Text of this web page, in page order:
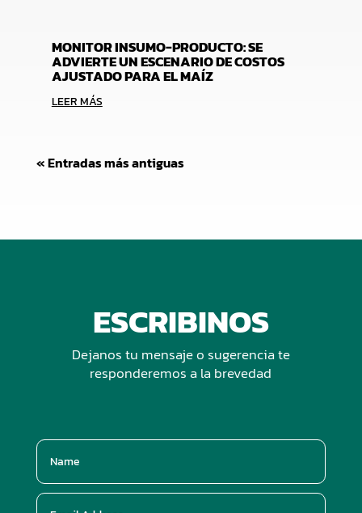
MONITOR INSUMO-PRODUCTO: SE
ADVIERTE UN ESCENARIO DE COSTOS
AJUSTADO PARA EL MAÍZ
LEER MÁS
« Entradas más antiguas
ESCRIBINOS
Dejanos tu mensaje o sugerencia te
responderemos a la brevedad